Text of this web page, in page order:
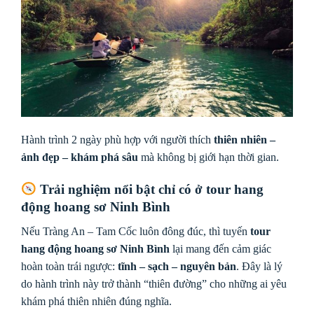
Hành trình 2 ngày phù hợp với người thích thiên nhiên –
ảnh đẹp – khám phá sâu mà không bị giới hạn thời gian.
Trải nghiệm nổi bật chỉ có ở tour hang
động hoang sơ Ninh Bình
Nếu Tràng An – Tam Cốc luôn đông đúc, thì tuyến tour
hang động hoang sơ Ninh Bình lại mang đến cảm giác
hoàn toàn trái ngược: tĩnh – sạch – nguyên bản. Đây là lý
do hành trình này trở thành “thiên đường” cho những ai yêu
khám phá thiên nhiên đúng nghĩa.